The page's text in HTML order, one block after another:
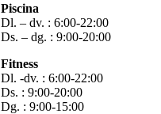
Piscina
Dl. – dv. : 6:00-22:00
Ds. – dg. : 9:00-20:00
Fitness
Dl. -dv. : 6:00-22:00
Ds. : 9:00-20:00
Dg. : 9:00-15:00